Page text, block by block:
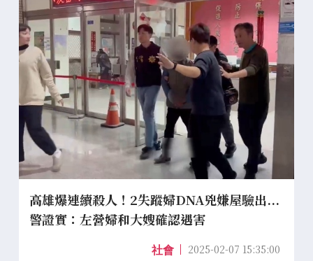
高雄爆連續殺人！2失蹤婦DNA兇嫌屋驗出...
警證實：左營婦和大嫂確認遇害
社會 2025-02-07 15:35:00